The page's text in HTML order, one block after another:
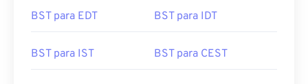
BST para EDT BST para IDT
BST para IST BST para CEST